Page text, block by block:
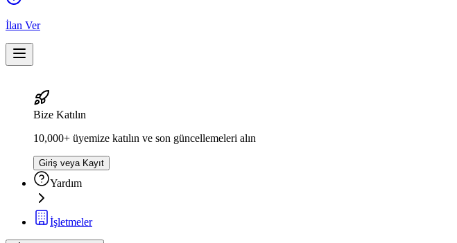
İlan Ver
Bize Katılın
10,000+ üyemize katılın ve son güncellemeleri alın
Giriş veya Kayıt
Yardım
İşletmeler